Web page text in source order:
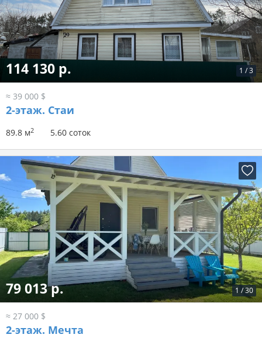
1 /3
114 130 р.
≈ 39 000 $
2-этаж. Стаи
89.8 м2 5.60 соток
1 /30
79 013 р.
≈ 27 000 $
2-этаж. Мечта